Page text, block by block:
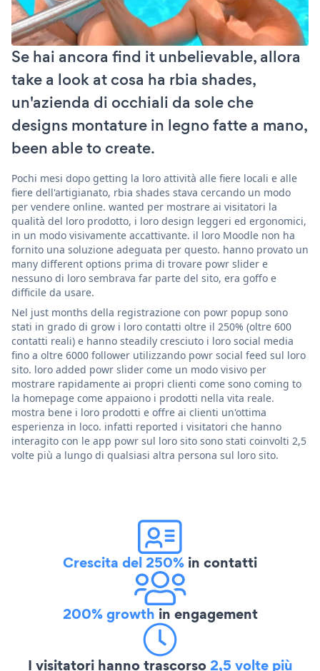
Se hai ancora find it unbelievable, allora
take a look at cosa ha rbia shades,
un'azienda di occhiali da sole che
designs montature in legno fatte a mano,
been able to create.
Pochi mesi dopo getting la loro attività alle fiere locali e alle
fiere dell'artigianato, rbia shades stava cercando un modo
per vendere online. wanted per mostrare ai visitatori la
qualità del loro prodotto, i loro design leggeri ed ergonomici,
in un modo visivamente accattivante. il loro Moodle non ha
fornito una soluzione adeguata per questo. hanno provato un
many different options prima di trovare powr slider e
nessuno di loro sembrava far parte del sito, era goffo e
difficile da usare.
Nel just months della registrazione con powr popup sono
stati in grado di grow i loro contatti oltre il 250% (oltre 600
contatti reali) e hanno steadily cresciuto i loro social media
fino a oltre 6000 follower utilizzando powr social feed sul loro
sito. loro added powr slider come un modo visivo per
mostrare rapidamente ai propri clienti come sono coming to
la homepage come appaiono i prodotti nella vita reale.
mostra bene i loro prodotti e offre ai clienti un'ottima
esperienza in loco. infatti reported i visitatori che hanno
interagito con le app powr sul loro sito sono stati coinvolti 2,5
volte più a lungo di qualsiasi altra persona sul loro sito.
Crescita del 250% in contatti
200% growth in engagement
I visitatori hanno trascorso2,5 volte più